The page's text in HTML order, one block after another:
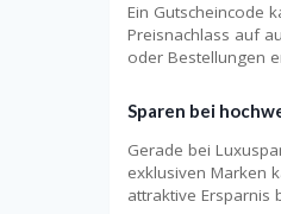
Ein Gutscheincode
Preisnachlass auf
oder Bestellungen
Sparen bei
Gerade bei
exklusiven Marken
attraktive Ersparnis